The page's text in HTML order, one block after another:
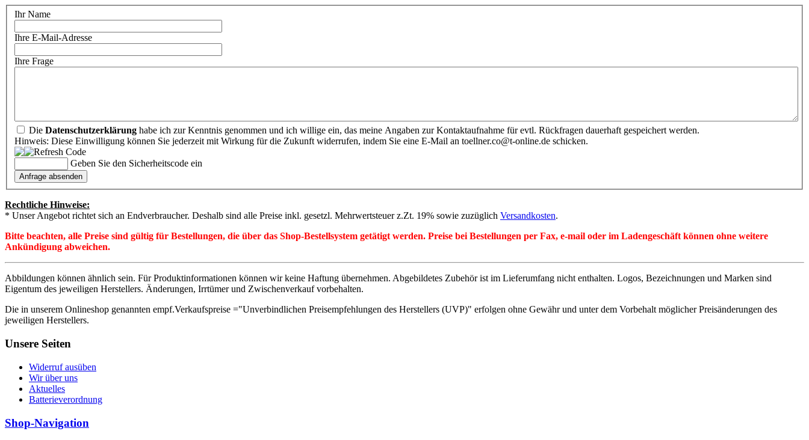
Ihr Name
Ihre E-Mail-Adresse
Ihre Frage
Die Datenschutzerklärung habe ich zur Kenntnis genommen und ich willige ein, das meine Angaben zur Kontaktaufnahme für evtl. Rückfragen dauerhaft gespeichert werden.
Hinweis: Diese Einwilligung können Sie jederzeit mit Wirkung für die Zukunft widerrufen, indem Sie eine E-Mail an toellner.co@t-online.de schicken.
Geben Sie den Sicherheitscode ein
Rechtliche Hinweise:
* Unser Angebot richtet sich an Endverbraucher. Deshalb sind alle Preise inkl. gesetzl. Mehrwertsteuer z.Zt. 19% sowie zuzüglich Versandkosten.
Bitte beachten, alle Preise sind gültig für Bestellungen, die über das Shop-Bestellsystem getätigt werden. Preise bei Bestellungen per Fax, e-mail oder im Ladengeschäft können ohne weitere
Ankündigung abweichen.
Abbildungen können ähnlich sein. Für Produktinformationen können wir keine Haftung übernehmen. Abgebildetes Zubehör ist im Lieferumfang nicht enthalten. Logos, Bezeichnungen und Marken sind
Eigentum des jeweiligen Herstellers. Änderungen, Irrtümer und Zwischenverkauf vorbehalten.
Die in unserem Onlineshop genannten empf.Verkaufspreise ="Unverbindlichen Preisempfehlungen des Herstellers (UVP)" erfolgen ohne Gewähr und unter dem Vorbehalt möglicher Preisänderungen des
jeweiligen Herstellers.
Unsere Seiten
Widerruf ausüben
Wir über uns
Aktuelles
Batterieverordnung
Shop-Navigation